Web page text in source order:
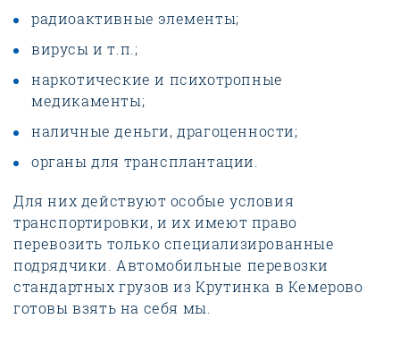
радиоактивные элементы;
вирусы и т.п.;
наркотические и психотропные
медикаменты;
наличные деньги, драгоценности;
органы для трансплантации.
Для них действуют особые условия
транспортировки, и их имеют право
перевозить только специализированные
подрядчики. Автомобильные перевозки
стандартных грузов из Крутинка в Кемерово
готовы взять на себя мы.